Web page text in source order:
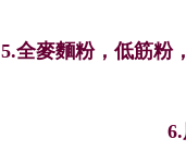
5.全麥麵粉，低筋粉